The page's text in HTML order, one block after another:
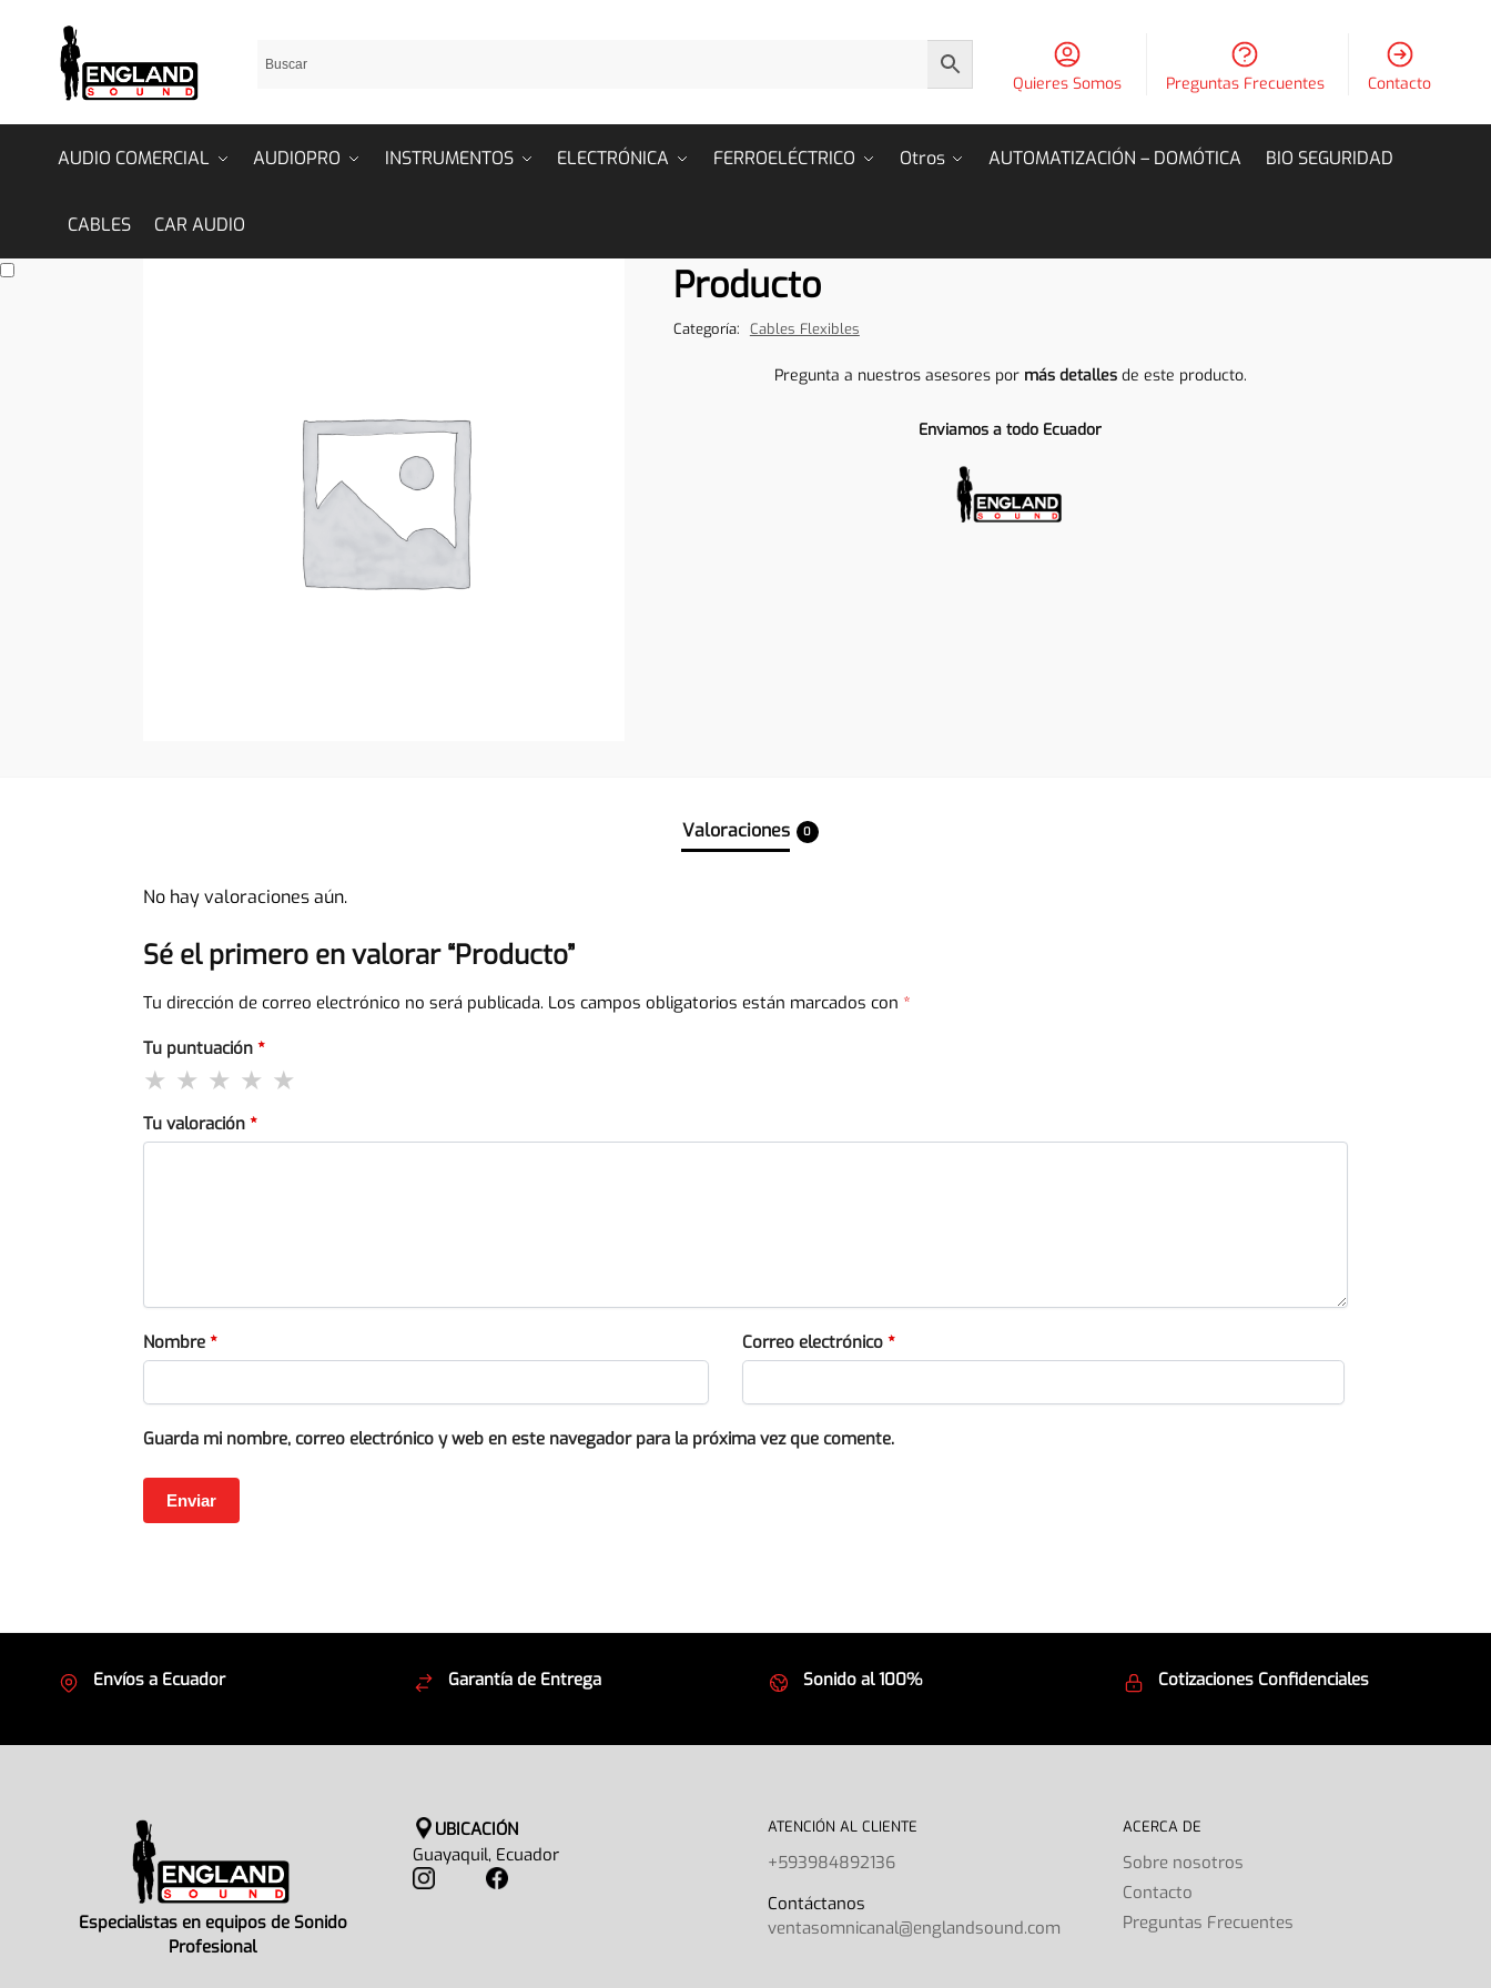
Quieres Somos Preguntas Frecuentes Contacto
AUDIO COMERCIAL AUDIOPRO INSTRUMENTOS ELECTRÓNICA FERROELÉCTRICO Otros AUTOMATIZACIÓN – DOMÓTICA BIO SEGURIDAD
CABLES CAR AUDIO
Producto
Categoría: Cables Flexibles
Pregunta a nuestros asesores por más detallesde este producto.
Enviamos a todo Ecuador
Valoraciones 0
No hay valoraciones aún.
Sé el primero en valorar “Producto”
Tu dirección de correo electrónico no será publicada. Los campos obligatorios están marcados con *
Tu puntuación *
Tu valoración *
Nombre * Correo electrónico *
Guarda mi nombre, correo electrónico y web en este navegador para la próxima vez que comente.
Envíos a Ecuador Garantía de Entrega Sonido al 100% Cotizaciones Confidenciales
Especialistas en equipos de Sonido
Profesional
UBICACIÓN
Guayaquil, Ecuador
ATENCIÓN AL CLIENTE
+593984892136
Contáctanos
ventasomnicanal@englandsound.com
ACERCA DE
Sobre nosotros
Contacto
Preguntas Frecuentes